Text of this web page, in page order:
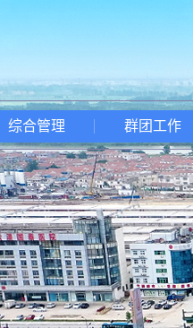
综合管理 群团工作